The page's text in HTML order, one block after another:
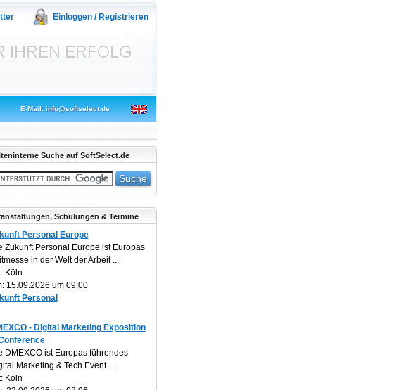
Einloggen / Registrieren
E-Mail: info@softselect.de
Suche auf SoftSelect.de
Schulungen & Termine
Personal Europe
Zukunft Personal Europe ist Europas
in der Welt der Arbeit ...
Köln
15.09.2026 um 09:00
Personal
- Digital Marketing Exposition
DMEXCO ist Europas führendes
Marketing & Tech Event....
Köln